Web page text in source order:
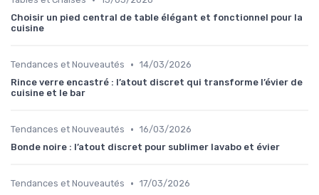
Choisir un pied central de table élégant et fonctionnel pour la
cuisine
Tendances et Nouveautés • 14/03/2026
Rince verre encastré : l’atout discret qui transforme l’évier de
cuisine et le bar
Tendances et Nouveautés • 16/03/2026
Bonde noire : l’atout discret pour sublimer lavabo et évier
Tendances et Nouveautés • 17/03/2026